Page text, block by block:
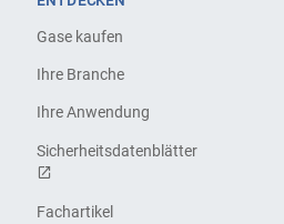
Gase kaufen
Ihre Branche
Ihre Anwendung
Sicherheitsdatenblätter
Fachartikel